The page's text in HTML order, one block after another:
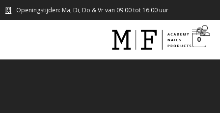
Openingstijden: Ma, Di, Do & Vr van 09.00 tot 16.00 uur
0